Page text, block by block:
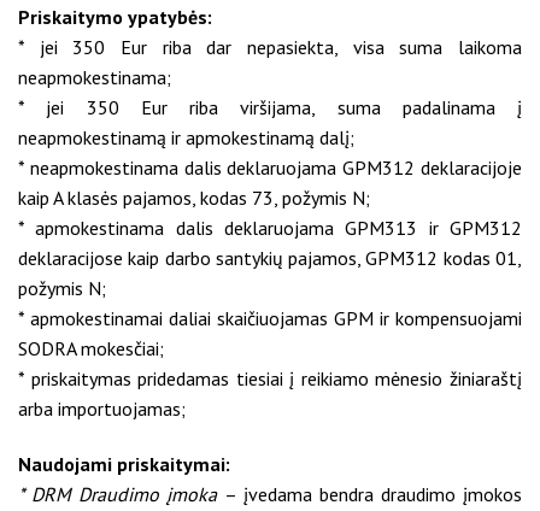
Priskaitymo ypatybės:
* jei 350 Eur riba dar nepasiekta, visa suma laikoma
neapmokestinama;
* jei 350 Eur riba viršijama, suma padalinama į
neapmokestinamą ir apmokestinamą dalį;
* neapmokestinama dalis deklaruojama GPM312 deklaracijoje
kaip A klasės pajamos, kodas 73, požymis N;
* apmokestinama dalis deklaruojama GPM313 ir GPM312
deklaracijose kaip darbo santykių pajamos, GPM312 kodas 01,
požymis N;
* apmokestinamai daliai skaičiuojamas GPM ir kompensuojami
SODRA mokesčiai;
* priskaitymas pridedamas tiesiai į reikiamo mėnesio žiniaraštį
arba importuojamas;
Naudojami priskaitymai:
* DRM Draudimo įmoka– įvedama bendra draudimo įmokos